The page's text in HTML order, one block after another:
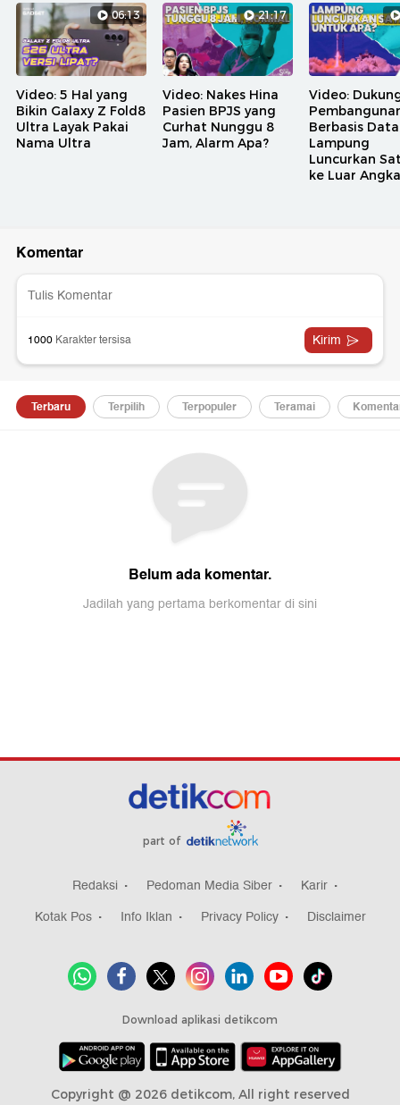
06:13
Video: 5 Hal yang
Bikin Galaxy Z Fold8
Ultra Layak Pakai
Nama Ultra
21:17
Video: Nakes Hina
Pasien BPJS yang
Curhat Nunggu 8
Jam, Alarm Apa?
Video:
Berbasis
Lampung
Luncurkan
ke Luar
part of
Redaksi Pedoman Media Siber
Karir
Kotak Pos
Info Iklan Privacy Policy Disclaimer
Download aplikasi detikcom
Copyright @ 2026 detikcom, All right reserved